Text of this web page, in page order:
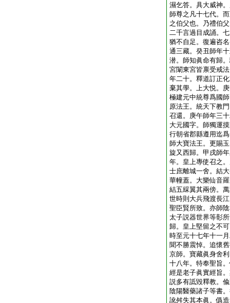
濕乞答。具大威神
師尊之凡十七代。
之伯父也。乃禮伯
二千言過目成誦。
猶不自足。復遍咨
通三藏。癸丑師年
潜。師知眞命有歸
宮闈東宮皆禀受戒
年二十。釋道訂正
棄其學。上大悦。
極建元中統尊爲國
原法王。統天下教
召還。庚午師年三
大元國字。師獨運
行朝省郡縣遵用迄
師大寶法王。更賜
旋又西歸。甲戌師
年。皇上專使召之
士庶離城一舍。結
華幢蓋。大樂仙音
結五綵翼其兩傍。
世時則大兵飛渡長
聖臣賢所致。亦師
太子説器世界等彰
歸。皇上堅留之不
時至元十七年十一
聞不勝震悼。追懷
京師。寶藏眞身舍
十八年。特奉聖旨
經是老子眞實經旨
説多有詆毀釋教。
陰陽醫藥諸子等書
訛舛失其本眞。僞